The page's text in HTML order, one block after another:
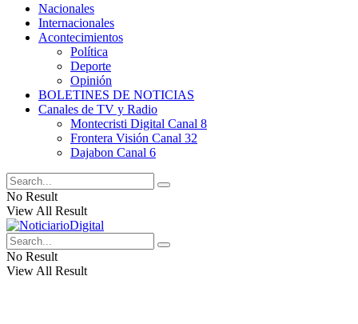
Nacionales
Internacionales
Acontecimientos
Política
Deporte
Opinión
BOLETINES DE NOTICIAS
Canales de TV y Radio
Montecristi Digital Canal 8
Frontera Visión Canal 32
Dajabon Canal 6
No Result
View All Result
No Result
View All Result